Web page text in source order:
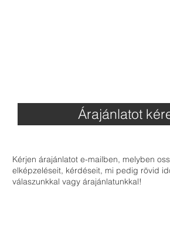
Árajánlatot
Kérjen árajánlatot e-mailben, melyben
elképzeléseit, kérdéseit, mi pedig rövid
válaszunkkal vagy árajánlatunkkal!